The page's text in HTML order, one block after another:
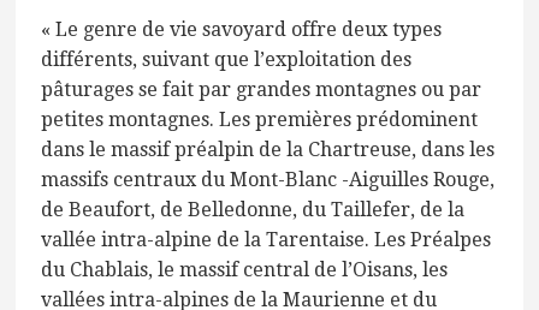
« Le genre de vie savoyard offre deux types
différents, suivant que l’exploitation des
pâturages se fait par grandes montagnes ou par
petites montagnes. Les premières prédominent
dans le massif préalpin de la Chartreuse, dans les
massifs centraux du Mont-Blanc -Aiguilles Rouge,
de Beaufort, de Belledonne, du Taillefer, de la
vallée intra-alpine de la Tarentaise. Les Préalpes
du Chablais, le massif central de l’Oisans, les
vallées intra-alpines de la Maurienne et du